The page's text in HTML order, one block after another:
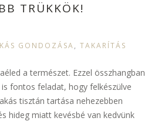
TRÜKKÖK!
GONDOZÁSA, TAKARÍTÁS
a természet. Ezzel összhangban
fontos feladat, hogy felkészülve
tisztán tartása nehezebben
hideg miatt kevésbé van kedvünk